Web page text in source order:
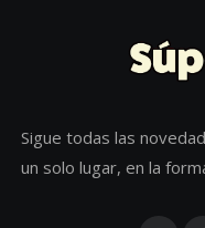
Sigue todas las
un solo lugar, en la